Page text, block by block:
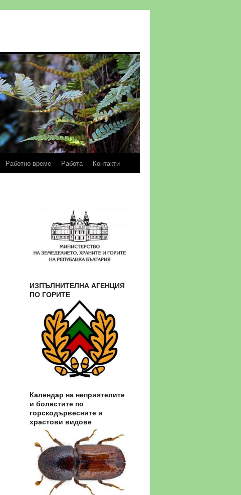
Работно време Работа Контакти
ИЗПЪЛНИТЕЛНА АГЕНЦИЯ
ПО ГОРИТЕ
Календар на неприятелите
и болестите по
горскодървесните и
храстови видове